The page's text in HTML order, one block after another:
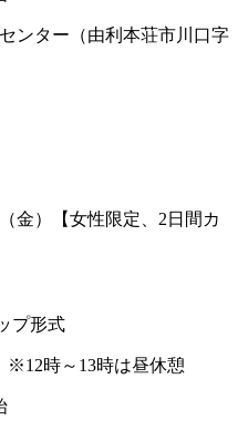
ンター（由利本荘市川口字
金）【女性限定、2日間カ
プ形式
時～13時は昼休憩